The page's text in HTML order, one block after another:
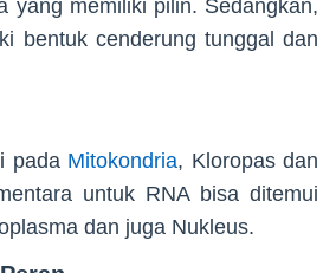
yang memiliki pilin. Sedangkan,
bentuk cenderung tunggal dan
pada Mitokondria, Kloropas dan
untuk RNA bisa ditemui
dan juga Nukleus.